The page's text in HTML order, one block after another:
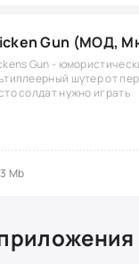
Gun (МОД,
Gun -
шутер от
солдат нужно играть
Mb